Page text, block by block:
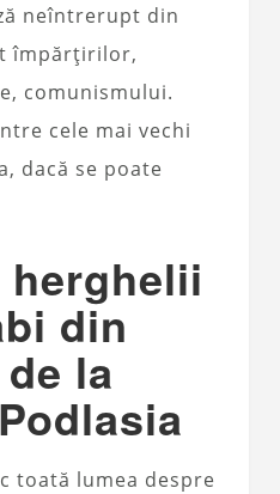
neîntrerupt din
împărțirilor,
comunismului.
cele mai vechi
dacă se poate
herghelii
din
la
toată lumea despre